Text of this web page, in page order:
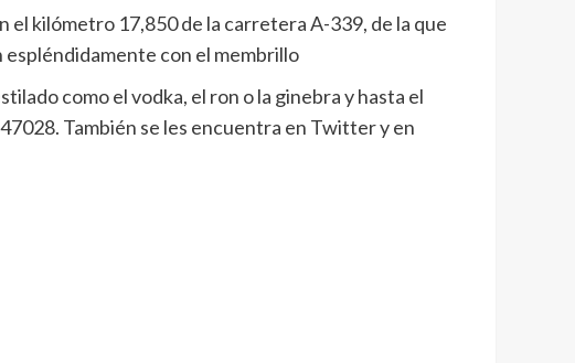
el kilómetro 17,850 de la carretera A-339, de la que
espléndidamente con el membrillo
como el vodka, el ron o la ginebra y hasta el
También se les encuentra en Twitter y en